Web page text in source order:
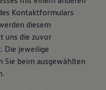
Kontaktformulars
diesem
uns die zuvor
Die jeweilige
Sie beim ausgewählten